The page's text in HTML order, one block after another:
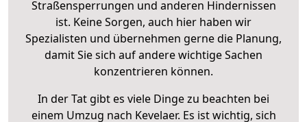
Straßensperrungen und anderen Hindernissen
ist. Keine Sorgen, auch hier haben wir
Spezialisten und übernehmen gerne die Planung,
damit Sie sich auf andere wichtige Sachen
konzentrieren können.
In der Tat gibt es viele Dinge zu beachten bei
einem Umzug nach Kevelaer. Es ist wichtig, sich